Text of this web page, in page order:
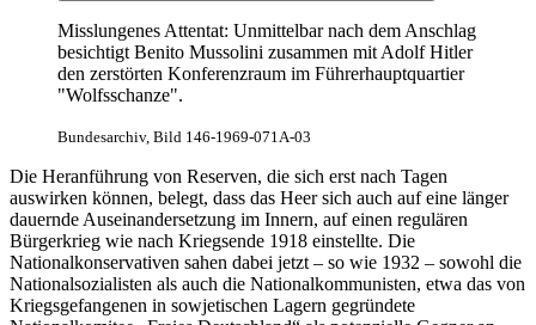
vorgehen. Hier sollten dieSS -KräfteinLichterfelde von hinten
gebunden und der Flughafen Tempelhof für eigene Verstärkungen
gesichert werden. Von der Heeresgruppe Mitte sollten 1200 Mann
aus dem Kavallerieregiment Mitte per Lufttransport aus dem
allerdings erst noch später inder Reichshauptstadt auswirken
vorausgesetzt, Hitlerwarwirklich tot.